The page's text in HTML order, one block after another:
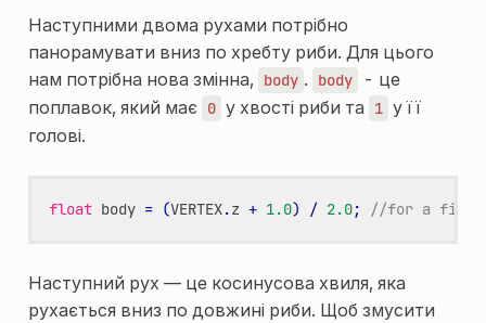
Наступними двома рухами потрібно
панорамувати вниз по хребту риби. Для цього
нам потрібна нова змінна,
body . body
- це
поплавок, який має
0 у хвості риби та 1 у її
голові.
float body = (VERTEX.z + 1.0) / 2.0; //for a fish
Наступний рух — це косинусова хвиля, яка
рухається вниз по довжині риби. Щоб змусити